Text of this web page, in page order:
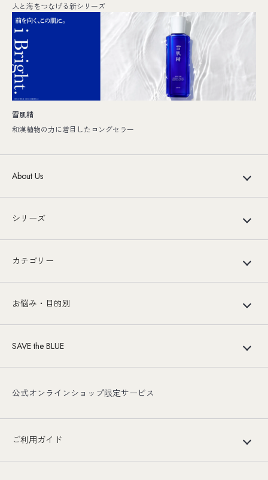
人と海をつなげる新シリーズ
雪肌精
和漢植物の力に着目したロングセラー
About Us
シリーズ
カテゴリー
お悩み・目的別
SAVE the BLUE
公式オンラインショップ限定サービス
ご利用ガイド